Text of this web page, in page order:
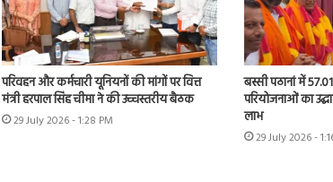
परिवहन और कर्मचारी यूनियनों की मांगों पर वित्त
मंत्री हरपाल सिंह चीमा ने की उच्चस्तरीय बैठक
29 July 2026 - 1:28 PM
बस्सी पठानां में
परियोजनाओं का
लाभ
29 July 2026 -